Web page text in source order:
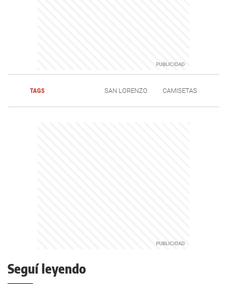
TAGS SAN LORENZO CAMISETAS
Seguí leyendo